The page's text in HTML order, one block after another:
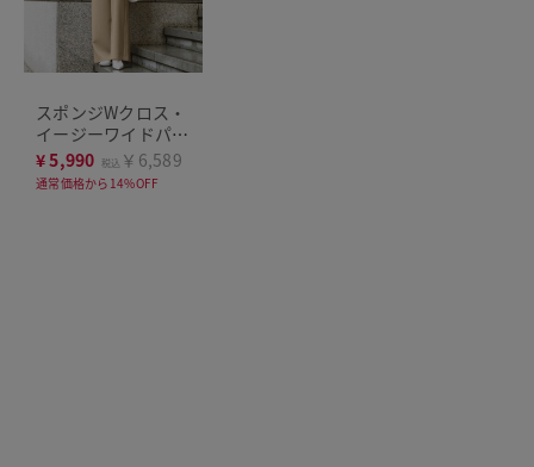
スポンジWクロス・
イージーワイドパン
ツ
¥5,990 税込 ￥6,589
通常価格から14%OFF